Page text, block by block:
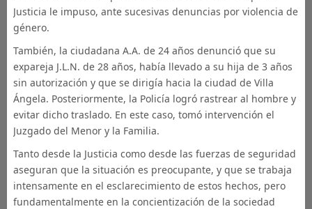
Justicia le impuso, ante sucesivas denuncias por violencia de
género.
También, la ciudadana A.A. de 24 años denunció que su
expareja J.L.N. de 28 años, había llevado a su hija de 3 años
sin autorización y que se dirigía hacia la ciudad de Villa
Ángela. Posteriormente, la Policía logró rastrear al hombre y
evitar dicho traslado. En este caso, tomó intervención el
Juzgado del Menor y la Familia.
Tanto desde la Justicia como desde las fuerzas de seguridad
aseguran que la situación es preocupante, y que se trabaja
intensamente en el esclarecimiento de estos hechos, pero
fundamentalmente en la concientización de la sociedad